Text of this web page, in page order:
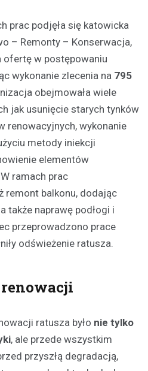
prac podjęła się katowicka
– Remonty – Konserwacja,
ofertę w postępowaniu
wykonanie zlecenia na 795
obejmowała wiele
jak usunięcie starych tynków
renowacyjnych, wykonanie
metody iniekcji
elementów
ramach prac
remont balkonu, dodając
także naprawę podłogi i
przeprowadzono prace
odświeżenie ratusza.
ratusza było nie tylko
, ale przede wszystkim
przyszłą degradacją,